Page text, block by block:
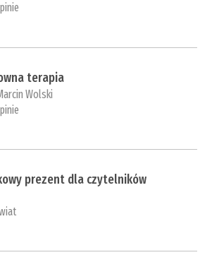
terapia
Wolski
prezent dla czytelników